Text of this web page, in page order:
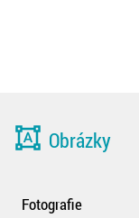
format_shapes Obrázky
Fotografie